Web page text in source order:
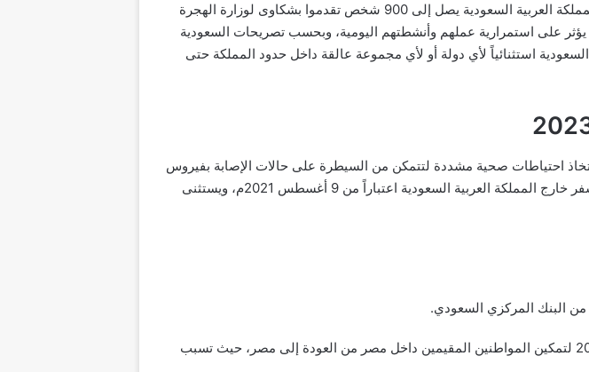
للمصريين العالقين داخل حدود المملكة، حيث ارتفع عدد المصريين العالقين في المملكة العربية السعودية يصل إلى 900 شخص تقدموا بشكاوى لوزارة الهجرة
على استمرارية عملهم وأنشطتهم اليومية، وبحسب تصريحات السعودية
استثنائياً لأي دولة أو لأي مجموعة عالقة داخل حدود المملكة حتى
احتياطات صحية مشددة لتتمكن من السيطرة على حالات الإصابة بفيروس
كورونا، إذ يشترط تناول الجرعة الثانية من لقاح فيروس كورونا حتى تتمكن من السفر خارج المملكة العربية السعودية اعتباراً من 9 أغسطس 2021م، ويستثنى
وصلنا إلى نهاية مقالنا عن موعد فتح رحلات الطيران بين مصر والسعودية عام 2023 لتمكين المواطنين المقيمين داخل مصر من العودة إلى مصر، حيث تسبب